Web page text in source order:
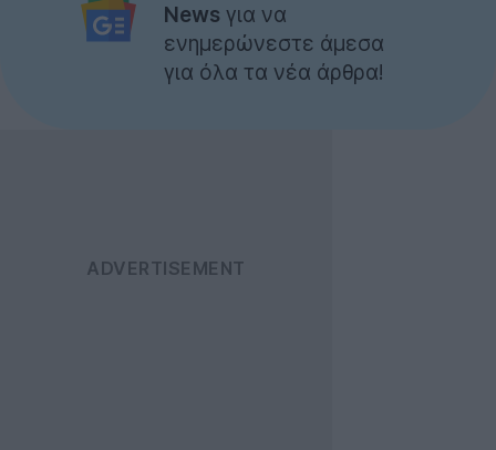
News για να
ενημερώνεστε άμεσα
για όλα τα νέα άρθρα!